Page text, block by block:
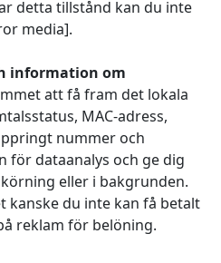
detta tillstånd kan du inte
media].
information om
att få fram det lokala
MAC-adress,
nummer och
för dataanalys och ge dig
eller i bakgrunden.
kanske du inte kan få betalt
reklam för belöning.